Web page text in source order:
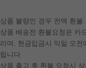
상품 불량인 경우 전액 환불.
상품 배송전 환불요청은 카
리며, 현금입금시 익일 오전
립니다
상품 출고 후 환불 요청시